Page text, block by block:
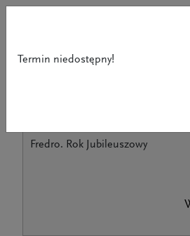
Fredro. Rok Jubileuszowy
Termin niedostępny!